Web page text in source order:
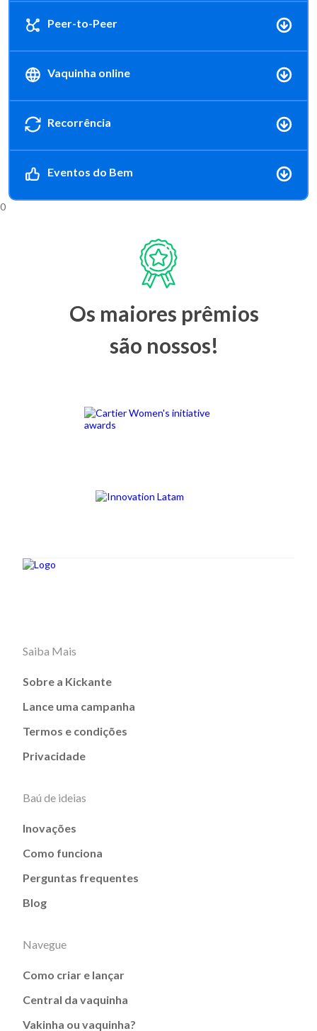
Peer-to-Peer
Vaquinha online
Recorrência
Eventos do Bem
0
Os maiores prêmios
são nossos!
Saiba Mais
Sobre a Kickante
Lance uma campanha
Termos e condições
Privacidade
Baú de ideias
Inovações
Como funciona
Perguntas frequentes
Blog
Navegue
Como criar e lançar
Central da vaquinha
Vakinha ou vaquinha?